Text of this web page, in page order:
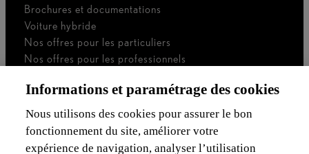
Brochures et documentations
Voiture hybride
Nos offres pour les particuliers
Nos offres pour les professionnels
Je suis indépendant
Je suis gestionnaire de flotte
Assurances & Financement
Informations et paramétrage des cookies
Nous utilisons des cookies pour assurer le bon
fonctionnement du site, améliorer votre
expérience de navigation, analyser l’utilisation